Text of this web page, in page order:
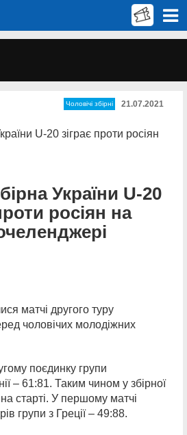
Чоловічі збірні 21.07.2021
України U-20
росіян на
матчі другого туру
чоловічих молодіжних
поєдинку групи
– 61:81. Таким чином у збірної
старті. У першому матчі
групи з Греції – 49:88.